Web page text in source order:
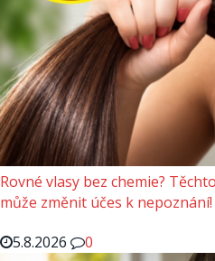
Rovné vlasy bez chemie?
může změnit účes k nepoznání!
5.8.2026
0